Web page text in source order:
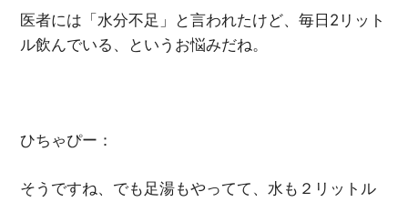
医者には「水分不足」と言われたけど、毎日2リット
ル飲んでいる、というお悩みだね。
ひちゃぴー：
そうですね、でも足湯もやってて、水も２リットル